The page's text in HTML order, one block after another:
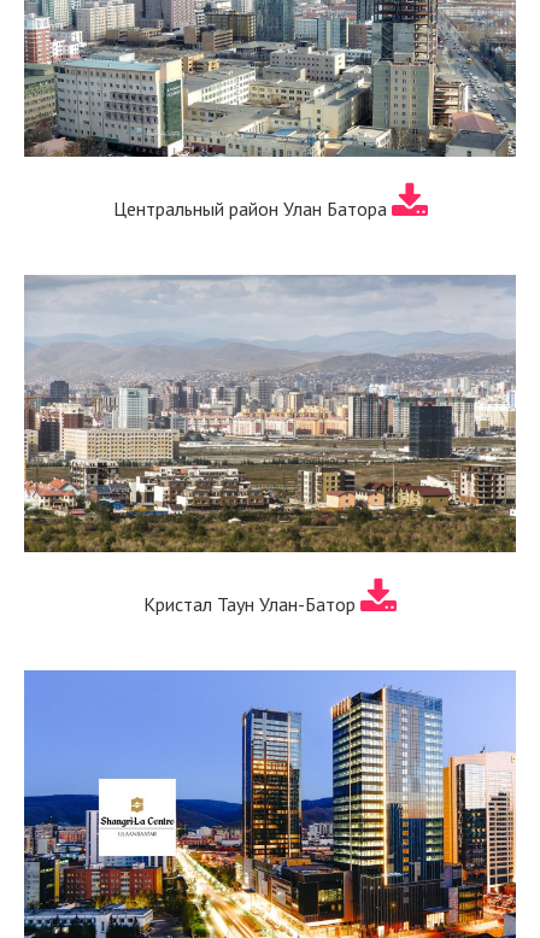
Центральный район Улан Батора
Кристал Таун Улан-Батор